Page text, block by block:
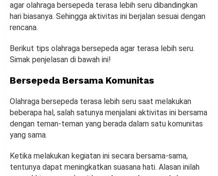
agar olahraga bersepeda terasa lebih seru dibandingkan
hari biasanya. Sehingga aktivitas ini berjalan sesuai dengan
rencana.
Berikut tips olahraga bersepeda agar terasa lebih seru.
Simak penjelasan di bawah ini!
Bersepeda Bersama Komunitas
Olahraga bersepeda terasa lebih seru saat melakukan
beberapa hal, salah satunya menjalani aktivitas ini bersama
dengan teman-teman yang berada dalam satu komunitas
yang sama.
Ketika melakukan kegiatan ini secara bersama-sama,
tentunya dapat meningkatkan suasana hati. Alasan inilah